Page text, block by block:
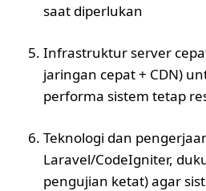
saat diperlukan
Infrastruktur server cepat
jaringan cepat + CDN)
performa sistem tetap
Teknologi dan
Laravel/CodeIgniter,
pengujian ketat) agar